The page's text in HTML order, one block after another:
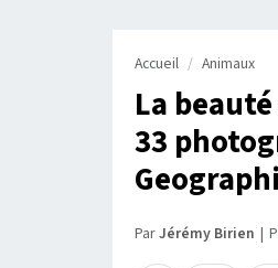
Accueil Animaux
La
33
ParJérémy Birien